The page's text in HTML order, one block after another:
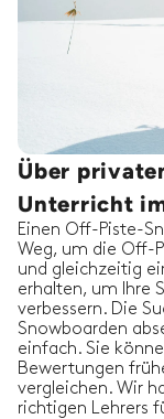
Über
Unterricht
Einen Off-Piste-
Weg, um die Off-
und gleichzeitig
erhalten, um Ihre
verbessern. Die
Snowboarden
einfach. Sie
Bewertungen
vergleichen. Wir
richtigen Lehrers